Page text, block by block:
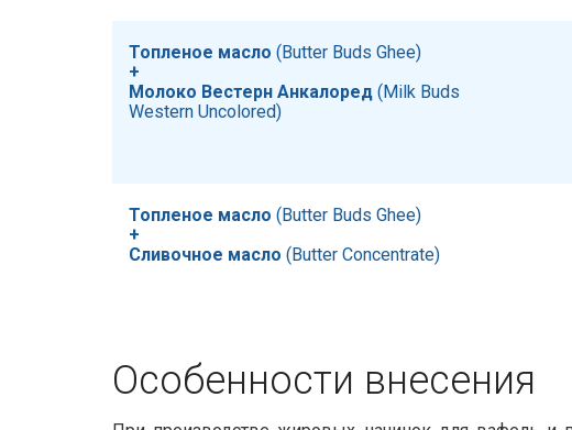
Топленое масло ​​ (Butter Buds Ghee)
+
Молоко Вестерн Анкалоред ​​ (Milk Buds
Western Uncolored)
Топленое масло ​​ (Butter Buds Ghee)
+
Сливочное масло ​​ (Butter Concentrate)
Особенности внесения​​